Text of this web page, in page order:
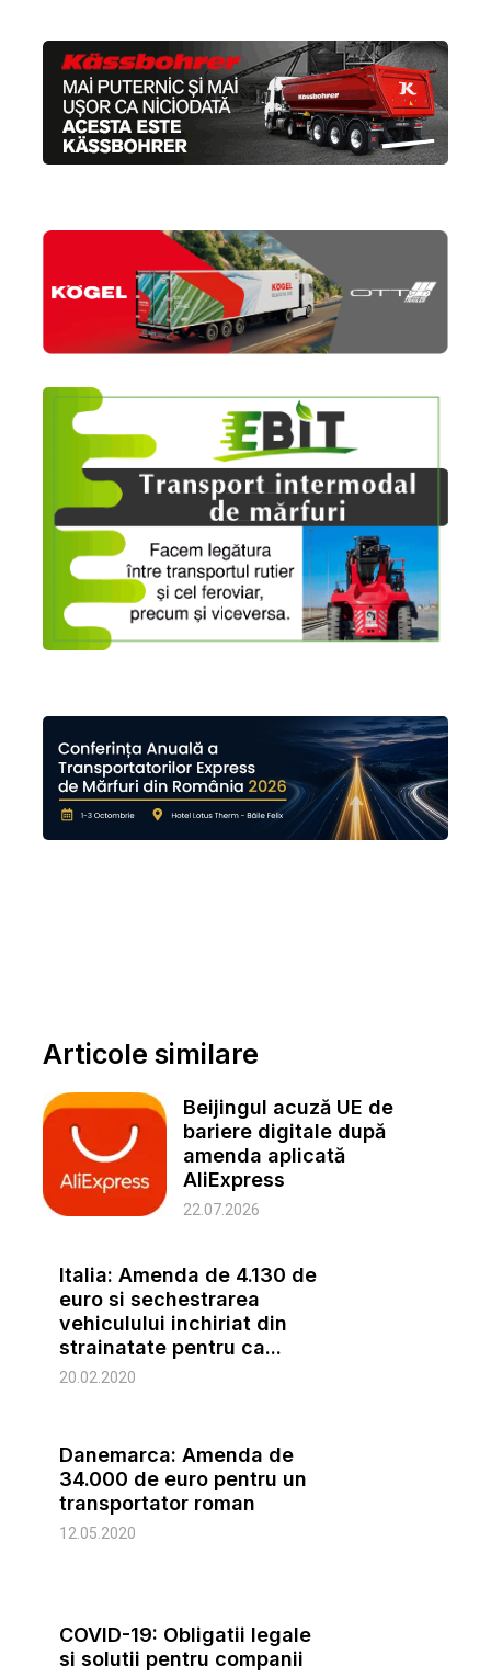
Articole similare
Beijingul acuză UE de
bariere digitale după
amenda aplicată
AliExpress
22.07.2026
Italia: Amenda de 4.130 de
euro si sechestrarea
vehiculului inchiriat din
strainatate pentru ca...
20.02.2020
Danemarca: Amenda de
34.000 de euro pentru un
transportator roman
12.05.2020
COVID-19: Obligatii legale
si solutii pentru companii